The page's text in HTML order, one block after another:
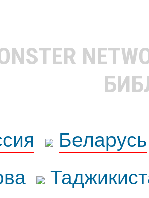
Беларусь